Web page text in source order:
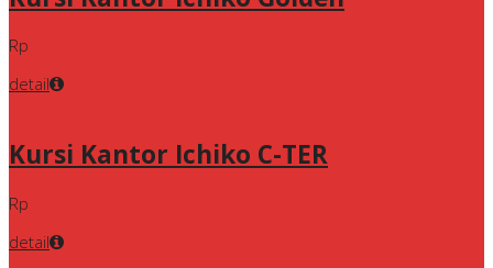
Rp
detail
Kursi Kantor Ichiko C-TER
Rp
detail